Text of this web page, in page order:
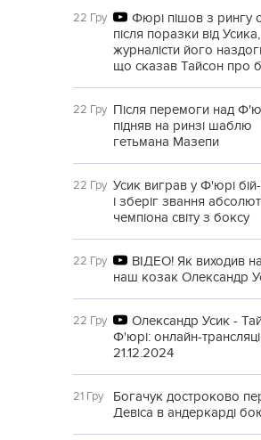
22 Гру
Фюрі пішов з рингу
після поразки від
журналісти його
що сказав Тайсон про
22 Гру Після перемоги над
підняв на ринзі шаблю
гетьмана Мазепи
22 Гру Усик виграв у Ф'юрі
і зберіг звання
чемпіона світу з боксу
22 Гру
ВІДЕО! Як виходив
наш козак Олександр
22 Гру
Олександр Усик -
Ф'юрі: онлайн-
21.12.2024
21 Гру
Богачук достроково
Девіса в андеркарді